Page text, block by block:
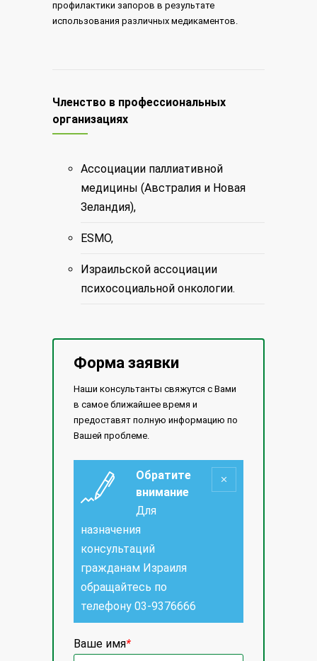
профилактики запоров в результате
использования различных медикаментов.
Членство в профессиональных
организациях
Ассоциации паллиативной
медицины (Австралия и Новая
Зеландия),
ESMO,
Израильской ассоциации
психосоциальной онкологии.
Форма заявки
Наши консультанты свяжутся с Вами
в самое ближайшее время и
предоставят полную информацию по
Вашей проблеме.
Обратите
внимание
Для
назначения
консультаций
гражданам Израиля
обращайтесь по
телефону 03-9376666
Ваше имя*